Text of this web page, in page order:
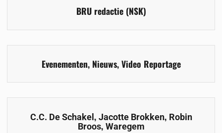
BRU redactie (NSK)
Evenementen, Nieuws,Video Reportage
C.C. De Schakel , Jacotte Brokken, Robin
Broos, Waregem